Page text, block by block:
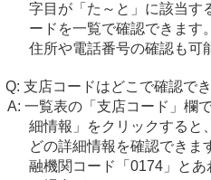
字目が「た～と」に該当す
ードを一覧で確認できます
住所や電話番号の確認も可
支店コードはどこで確認で
一覧表の「支店コード」欄
細情報」をクリックすると
どの詳細情報を確認できま
融機関コード「0174」と